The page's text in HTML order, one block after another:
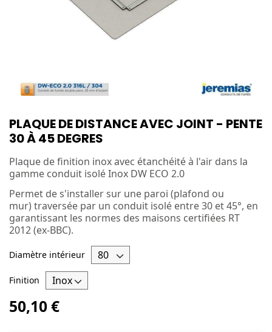
PLAQUE DE DISTANCE AVEC JOINT - PENTE
30 À 45 DEGRES
Plaque de finition inox avec étanchéité à l'air dans la
gamme conduit isolé Inox DW ECO 2.0
Permet de s'installer sur une paroi (plafond ou
mur) traversée par un conduit isolé entre 30 et 45°, en
garantissant les normes des maisons certifiées RT
2012 (ex-BBC).
Diamètre intérieur
Finition
50,10 €